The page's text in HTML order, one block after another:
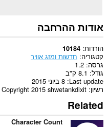
אודות ההרחבה
הורדות 10184
קטגוריה חדשות ומזג אוויר
גרסה 1.2
גודל 8.1 ק"ב
Last update 8 ביוני 2015
רשיון Copyright 2015 shwetankdixit
Related
Character Count